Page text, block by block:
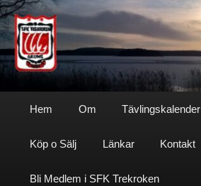
Hoppa
till
primärt
innehållSfktrekroken
Hem Om Tävlingskalender
Köp o Sälj Länkar Kontakt
Bli Medlem i SFK Trekroken